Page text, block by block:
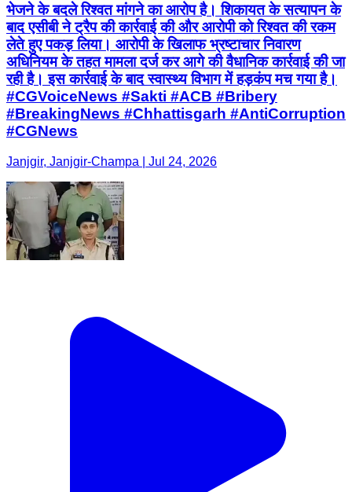
भेजने के बदले रिश्वत मांगने का आरोप है। शिकायत के सत्यापन के
बाद एसीबी ने ट्रैप की कार्रवाई की और आरोपी को रिश्वत की रकम
लेते हुए पकड़ लिया। आरोपी के खिलाफ भ्रष्टाचार निवारण
अधिनियम के तहत मामला दर्ज कर आगे की वैधानिक कार्रवाई की जा
रही है। इस कार्रवाई के बाद स्वास्थ्य विभाग में हड़कंप मच गया है।
#CGVoiceNews #Sakti #ACB #Bribery
#BreakingNews #Chhattisgarh #AntiCorruption
#CGNews
Janjgir, Janjgir-Champa | Jul 24, 2026